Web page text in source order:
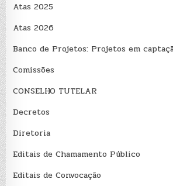
Atas 2025
Atas 2026
Banco de Projetos: Projetos em
Comissões
CONSELHO TUTELAR
Decretos
Diretoria
Editais de Chamamento Público
Editais de Convocação